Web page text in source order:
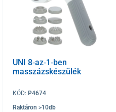
UNI 8‑az‑1‑ben
masszázskészülék
KÓD:P4674
Raktáron >10db